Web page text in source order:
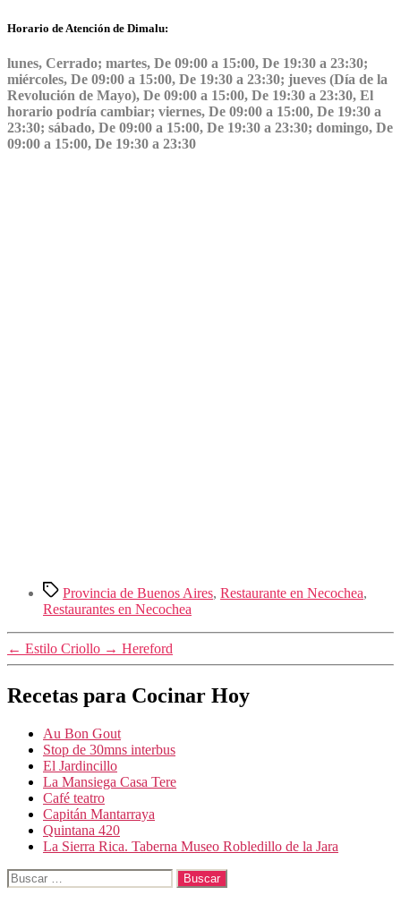
Horario de Atención de Dimalu:
lunes, Cerrado; martes, De 09:00 a 15:00, De 19:30 a 23:30;
miércoles, De 09:00 a 15:00, De 19:30 a 23:30; jueves (Día de la
Revolución de Mayo), De 09:00 a 15:00, De 19:30 a 23:30, El
horario podría cambiar; viernes, De 09:00 a 15:00, De 19:30 a
23:30; sábado, De 09:00 a 15:00, De 19:30 a 23:30; domingo, De
09:00 a 15:00, De 19:30 a 23:30
Etiquetas
Provincia de Buenos Aires, Restaurante en Necochea,
Restaurantes en Necochea
← Estilo Criollo → Hereford
Recetas para Cocinar Hoy
Au Bon Gout
Stop de 30mns interbus
El Jardincillo
La Mansiega Casa Tere
Café teatro
Capitán Mantarraya
Quintana 420
La Sierra Rica. Taberna Museo Robledillo de la Jara
Buscar: